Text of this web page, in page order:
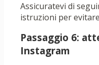
Assicuratevi di
istruzioni per
Passaggio 6:
Instagram